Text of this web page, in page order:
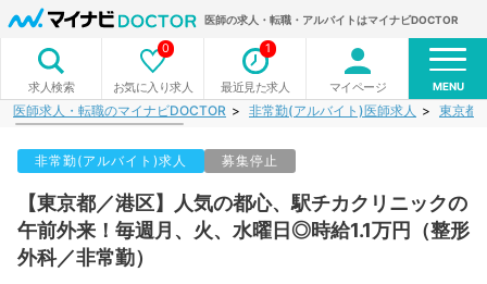
医師の求人・転職・アルバイトはマイナビDOCTOR
求人検索 お気に入り求人
0
最近見た求人
1
マイページ MENU
医師求人・転職のマイナビDOCTOR 非常勤(アルバイト)医師求人 東京都
非常勤(アルバイト)求人 募集停止
【東京都／港区】人気の都心、駅チカクリニックの
午前外来！毎週月、火、水曜日◎時給1.1万円（整形
外科／非常勤）